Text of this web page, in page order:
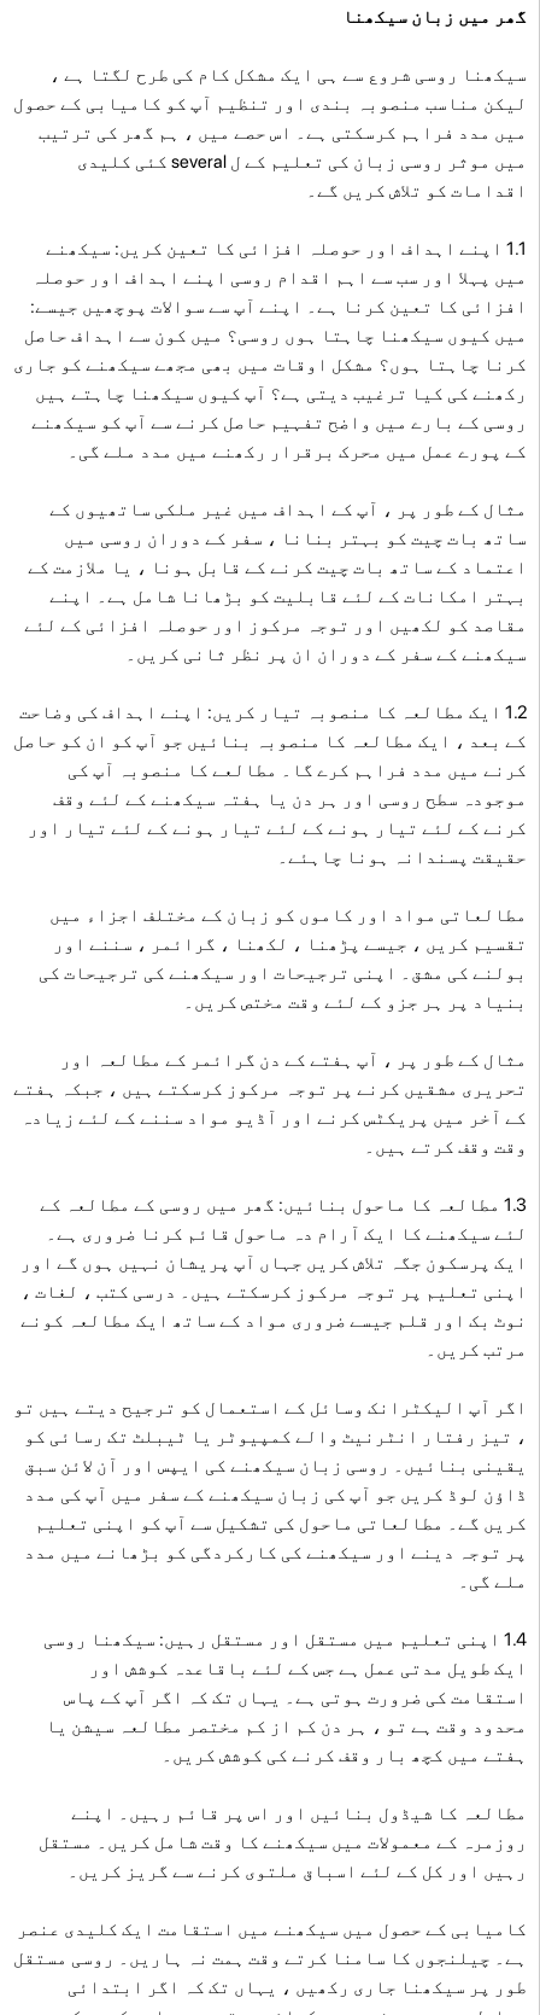
گھر میں زبان سیکھنا
سیکھنا روسی شروع سے ہی ایک مشکل کام کی طرح لگتا ہے ،
لیکن مناسب منصوبہ بندی اور تنظیم آپ کو کامیابی کے حصول
میں مدد فراہم کرسکتی ہے۔ اس حصے میں ، ہم گھر کی ترتیب
میں موثر روسی زبان کی تعلیم کے ل several کئی کلیدی
اقدامات کو تلاش کریں گے۔
1.1 اپنے اہداف اور حوصلہ افزائی کا تعین کریں: سیکھنے
میں پہلا اور سب سے اہم اقدام روسی اپنے اہداف اور حوصلہ
افزائی کا تعین کرنا ہے۔ اپنے آپ سے سوالات پوچھیں جیسے:
میں کیوں سیکھنا چاہتا ہوں روسی؟ میں کون سے اہداف حاصل
کرنا چاہتا ہوں؟ مشکل اوقات میں بھی مجھے سیکھنے کو جاری
رکھنے کی کیا ترغیب دیتی ہے؟ آپ کیوں سیکھنا چاہتے ہیں
روسی کے بارے میں واضح تفہیم حاصل کرنے سے آپ کو سیکھنے
کے پورے عمل میں محرک برقرار رکھنے میں مدد ملے گی۔
مثال کے طور پر ، آپ کے اہداف میں غیر ملکی ساتھیوں کے
ساتھ بات چیت کو بہتر بنانا ، سفر کے دوران روسی میں
اعتماد کے ساتھ بات چیت کرنے کے قابل ہونا ، یا ملازمت کے
بہتر امکانات کے لئے قابلیت کو بڑھانا شامل ہے۔ اپنے
مقاصد کو لکھیں اور توجہ مرکوز اور حوصلہ افزائی کے لئے
سیکھنے کے سفر کے دوران ان پر نظر ثانی کریں۔
1.2 ایک مطالعہ کا منصوبہ تیار کریں: اپنے اہداف کی وضاحت
کے بعد ، ایک مطالعہ کا منصوبہ بنائیں جو آپ کو ان کو حاصل
کرنے میں مدد فراہم کرے گا۔ مطالعے کا منصوبہ آپ کی
موجودہ سطح روسی اور ہر دن یا ہفتہ سیکھنے کے لئے وقف
کرنے کے لئے تیار ہونے کے لئے تیار ہونے کے لئے تیار اور
حقیقت پسندانہ ہونا چاہئے۔
مطالعاتی مواد اور کاموں کو زبان کے مختلف اجزاء میں
تقسیم کریں ، جیسے پڑھنا ، لکھنا ، گرائمر ، سننے اور
بولنے کی مشق۔ اپنی ترجیحات اور سیکھنے کی ترجیحات کی
بنیاد پر ہر جزو کے لئے وقت مختص کریں۔
مثال کے طور پر ، آپ ہفتے کے دن گرائمر کے مطالعہ اور
تحریری مشقیں کرنے پر توجہ مرکوز کرسکتے ہیں ، جبکہ ہفتے
کے آخر میں پریکٹس کرنے اور آڈیو مواد سننے کے لئے زیادہ
وقت وقف کرتے ہیں۔
1.3 مطالعہ کا ماحول بنائیں: گھر میں روسی کے مطالعہ کے
لئے سیکھنے کا ایک آرام دہ ماحول قائم کرنا ضروری ہے۔
ایک پرسکون جگہ تلاش کریں جہاں آپ پریشان نہیں ہوں گے اور
اپنی تعلیم پر توجہ مرکوز کرسکتے ہیں۔ درسی کتب ، لغات ،
نوٹ بک اور قلم جیسے ضروری مواد کے ساتھ ایک مطالعہ کونے
مرتب کریں۔
اگر آپ الیکٹرانک وسائل کے استعمال کو ترجیح دیتے ہیں تو
، تیز رفتار انٹرنیٹ والے کمپیوٹر یا ٹیبلٹ تک رسائی کو
یقینی بنائیں۔ روسی زبان سیکھنے کی ایپس اور آن لائن سبق
ڈاؤن لوڈ کریں جو آپ کی زبان سیکھنے کے سفر میں آپ کی مدد
کریں گے۔ مطالعاتی ماحول کی تشکیل سے آپ کو اپنی تعلیم
پر توجہ دینے اور سیکھنے کی کارکردگی کو بڑھانے میں مدد
ملے گی۔
1.4 اپنی تعلیم میں مستقل اور مستقل رہیں: سیکھنا روسی
ایک طویل مدتی عمل ہے جس کے لئے باقاعدہ کوشش اور
استقامت کی ضرورت ہوتی ہے۔ یہاں تک کہ اگر آپ کے پاس
محدود وقت ہے تو ، ہر دن کم از کم مختصر مطالعہ سیشن یا
ہفتے میں کچھ بار وقف کرنے کی کوشش کریں۔
مطالعہ کا شیڈول بنائیں اور اس پر قائم رہیں۔ اپنے
روزمرہ کے معمولات میں سیکھنے کا وقت شامل کریں۔ مستقل
رہیں اور کل کے لئے اسباق ملتوی کرنے سے گریز کریں۔
کامیابی کے حصول میں سیکھنے میں استقامت ایک کلیدی عنصر
ہے۔ چیلنجوں کا سامنا کرتے وقت ہمت نہ ہاریں۔ روسی مستقل
طور پر سیکھنا جاری رکھیں ، یہاں تک کہ اگر ابتدائی